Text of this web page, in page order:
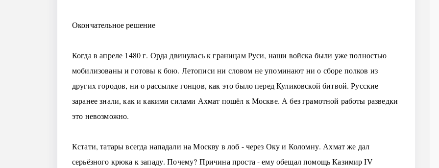
Окончательное решение
Когда в апреле 1480 г. Орда двинулась к границам Руси, наши войска были уже полностью
мобилизованы и готовы к бою. Летописи ни словом не упоминают ни о сборе полков из
других городов, ни о рассылке гонцов, как это было перед Куликовской битвой. Русские
заранее знали, как и какими силами Ахмат пошёл к Москве. А без грамотной работы разведки
это невозможно.
Кстати, татары всегда нападали на Москву в лоб - через Оку и Коломну. Ахмат же дал
серьёзного крюка к западу. Почему? Причина проста - ему обещал помощь Казимир IV